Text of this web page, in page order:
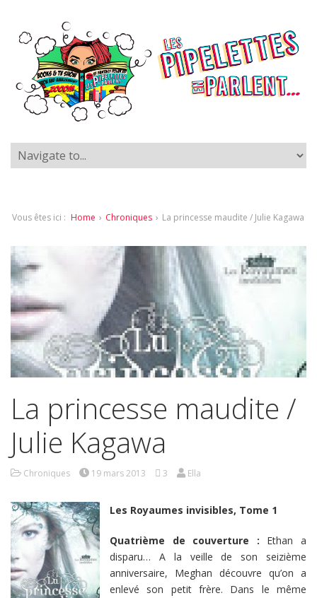
Vous êtes ici : Home › Chroniques › La princesse maudite / Julie Kagawa
La princesse maudite /
Julie Kagawa
Chroniques 19 mars 2013 3 Ella
Les Royaumes invisibles, Tome 1
Quatrième de couverture : Ethan a
disparu… A la veille de son seizième
anniversaire, Meghan découvre qu’on a
enlevé son petit frère. Dans le même